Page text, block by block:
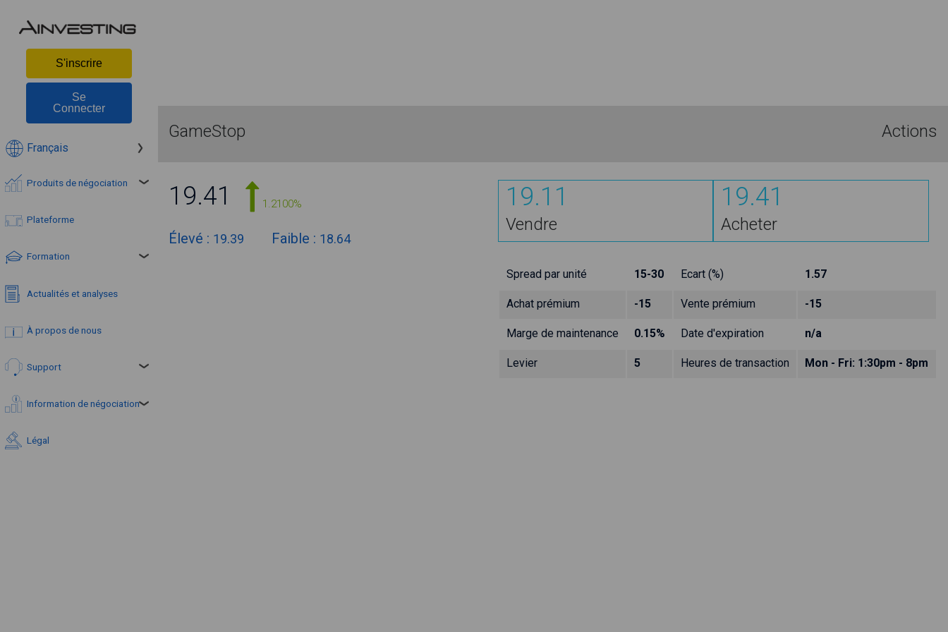
S'inscrire
Se
Connecter
Français
Produits de négociation
Plateforme
Formation
Actualités et analyses
À propos de nous
Support
Information de négociation
Légal
GameStop Actions
19.41 1.2100%
Élevé : 19.39 Faible : 18.64
19.11
Vendre
19.41
Acheter
Spread par unité 15-30 Ecart (%) 1.57
Achat prémium -15 Vente prémium -15
Marge de maintenance 0.15% Date d'expiration n/a
Levier 5 Heures de transaction Mon - Fri: 1:30pm - 8pm